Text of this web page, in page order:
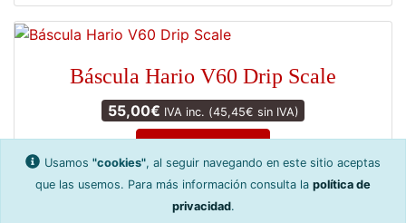
elegir
en
página
de
producto
producto
tiene
variantes.
Las
opciones
pueden
elegir
en
Báscula Hario V60 Drip Scale
55,00€ IVA inc. (45,45€ sin IVA)
Usamos "cookies", al seguir navegando en este sitio aceptas
que las usemos. Para más información consulta la política de
privacidad.